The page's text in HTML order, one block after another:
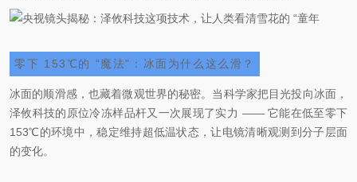
零下 153℃的 “魔法"：冰面为什么这么滑？
冰面的顺滑感，也藏着微观世界的秘密。当科学家把目光投向冰面，
泽攸科技的原位冷冻样品杆又一次展现了实力 —— 它能在低至零下
153℃的环境中，稳定维持超低温状态，让电镜清晰观测到分子层面
的变化。